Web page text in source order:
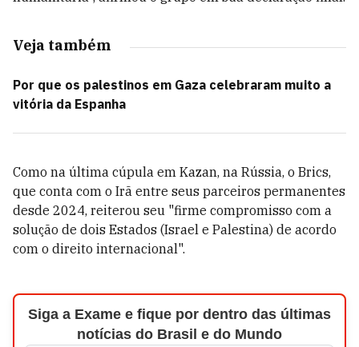
Veja também
Por que os palestinos em Gaza celebraram muito a
vitória da Espanha
Como na última cúpula em Kazan, na Rússia, o Brics,
que conta com o Irã entre seus parceiros permanentes
desde 2024, reiterou seu "firme compromisso com a
solução de dois Estados (Israel e Palestina) de acordo
com o direito internacional".
Siga a Exame e fique por dentro das últimas
notícias do Brasil e do Mundo